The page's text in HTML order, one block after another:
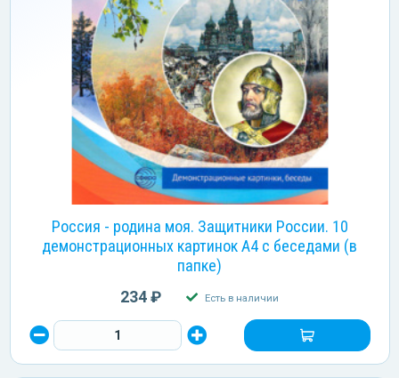
Россия - родина моя. Защитники России. 10
демонстрационных картинок А4 с беседами (в
папке)
234 ₽ Есть в наличии